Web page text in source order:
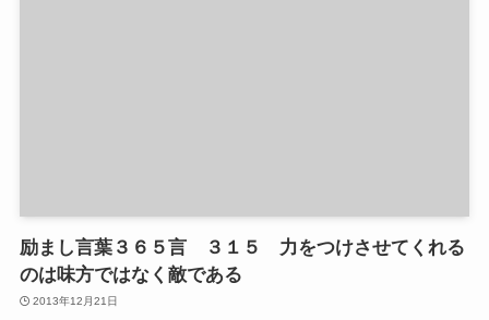
励まし言葉３６５言 ３１５ 力をつけさせてくれる
のは味方ではなく敵である
2013年12月21日